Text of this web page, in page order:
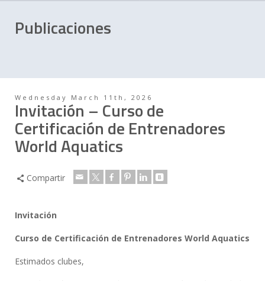
Publicaciones
Wednesday March 11th, 2026
Invitación – Curso de
Certificación de Entrenadores
World Aquatics
Compartir
Invitación
Curso de Certificación de Entrenadores World Aquatics
Estimados clubes,